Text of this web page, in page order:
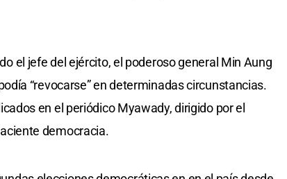
el jefe del ejército, el poderoso general Min Aung
“revocarse” en determinadas circunstancias.
en el periódico Myawady, dirigido por el
democracia.